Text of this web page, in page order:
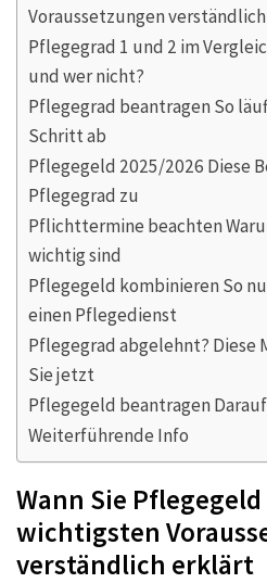
Voraussetzungen
Pflegegrad 1 und 2 im
und wer nicht?
Pflegegrad beantragen So
Schritt ab
Pflegegeld 2025/2026 Diese
Pflegegrad zu
Pflichttermine beachten
wichtig sind
Pflegegeld kombinieren So
einen Pflegedienst
Pflegegrad abgelehnt? Diese
Sie jetzt
Pflegegeld beantragen
Weiterführende Info
Wann Sie
wichtigsten
verständlich erklärt